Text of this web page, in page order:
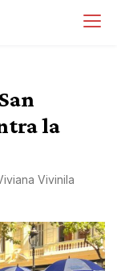
la
Vivinila